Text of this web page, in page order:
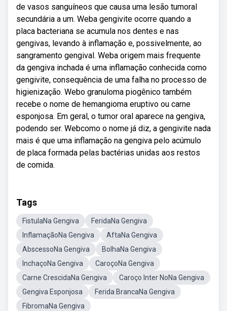
de vasos sanguíneos que causa uma lesão tumoral
secundária a um. Weba gengivite ocorre quando a
placa bacteriana se acumula nos dentes e nas
gengivas, levando à inflamação e, possivelmente, ao
sangramento gengival. Weba origem mais frequente
da gengiva inchada é uma inflamação conhecida como
gengivite, consequência de uma falha no processo de
higienização. Webo granuloma piogênico também
recebe o nome de hemangioma eruptivo ou carne
esponjosa. Em geral, o tumor oral aparece na gengiva,
podendo ser. Webcomo o nome já diz, a gengivite nada
mais é que uma inflamação na gengiva pelo acúmulo
de placa formada pelas bactérias unidas aos restos
de comida.
Tags
FistulaNa Gengiva
FeridaNa Gengiva
InflamaçãoNa Gengiva
AftaNa Gengiva
AbscessoNa Gengiva
BolhaNa Gengiva
InchaçoNa Gengiva
CaroçoNa Gengiva
Carne CrescidaNa Gengiva
Caroço Inter NoNa Gengiva
Gengiva Esponjosa
Ferida BrancaNa Gengiva
FibromaNa Gengiva